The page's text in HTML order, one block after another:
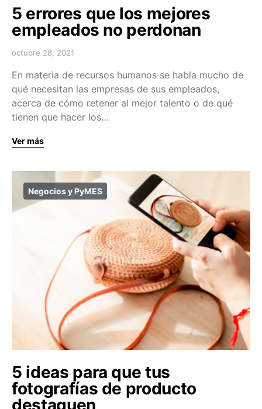
5 errores que los mejores
empleados no perdonan
octubre 28, 2021
En materia de recursos humanos se habla mucho de
qué necesitan las empresas de sus empleados,
acerca de cómo retener al mejor talento o de qué
tienen que hacer los…
Ver más
Negocios y PyMES
5 ideas para que tus
fotografías de producto
destaquen